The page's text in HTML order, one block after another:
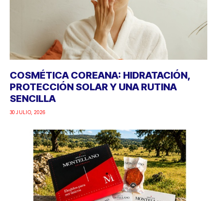
COSMÉTICA COREANA: HIDRATACIÓN,
PROTECCIÓN SOLAR Y UNA RUTINA
SENCILLA
30 JULIO, 2026